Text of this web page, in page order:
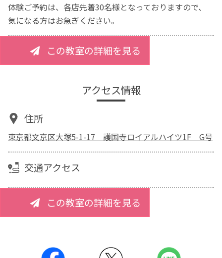
体験ご予約は、各店先着30名様となっておりますので、
気になる方はお急ぎください。
この教室の詳細を見る
アクセス情報
住所
東京都文京区大塚5-1-17 護国寺ロイアルハイツ1F G号
交通アクセス
この教室の詳細を見る